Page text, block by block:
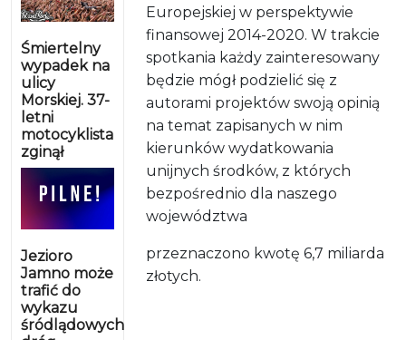
Śmiertelny
wypadek na
ulicy
Morskiej. 37-
letni
motocyklista
zginął
Jezioro
Jamno może
trafić do
wykazu
śródlądowych
Europejskiej w perspektywie
finansowej 2014-2020. W trakcie
spotkania każdy zainteresowany
będzie mógł podzielić się z
autorami projektów swoją opinią
na temat zapisanych w nim
kierunków wydatkowania
unijnych środków, z których
bezpośrednio dla naszego
województwa
przeznaczono kwotę 6,7 miliarda
złotych.